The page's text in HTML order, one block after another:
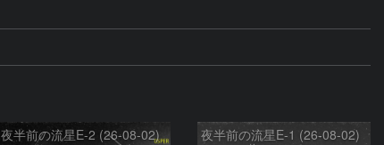
夜半前の流星E-2 (26-08-02) 夜半前の流星E-1 (26-08-02)